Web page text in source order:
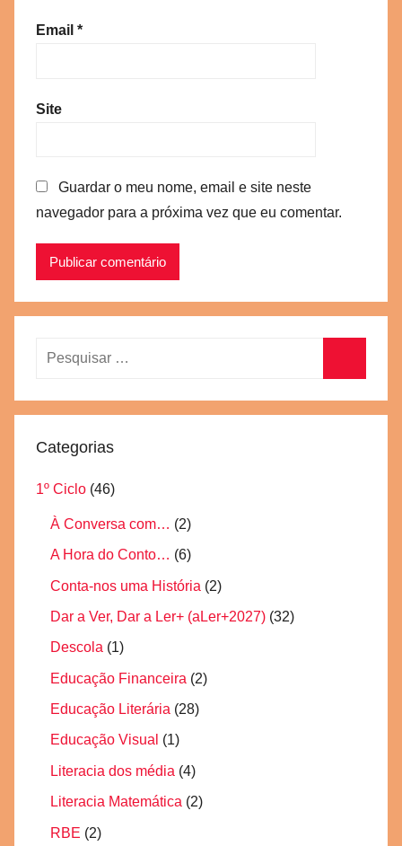
Email *
Site
Guardar o meu nome, email e site neste
navegador para a próxima vez que eu comentar.
Pesquisar
Categorias
1º Ciclo (46)
À Conversa com… (2)
A Hora do Conto… (6)
Conta-nos uma História (2)
Dar a Ver, Dar a Ler+ (aLer+2027) (32)
Descola (1)
Educação Financeira (2)
Educação Literária (28)
Educação Visual (1)
Literacia dos média (4)
Literacia Matemática (2)
RBE (2)